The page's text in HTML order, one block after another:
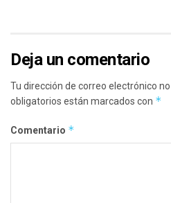
Deja un comentario
Tu dirección de correo electrónico
obligatorios están marcados con *
Comentario *